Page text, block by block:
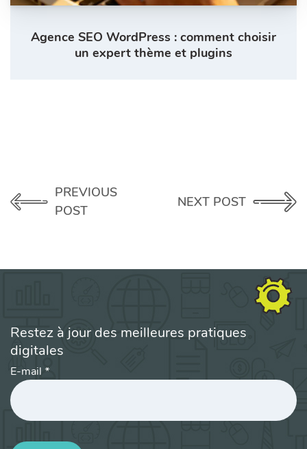
Agence SEO WordPress : comment choisir
un expert thème et plugins
PREVIOUS
POST
NEXT POST
Restez à jour des meilleures pratiques
digitales
E-mail *